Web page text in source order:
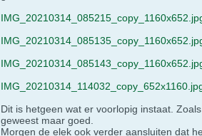
Dit is hetgeen wat er voorlopig instaat.
geweest maar goed.
Morgen de elek ook verder aansluiten dat